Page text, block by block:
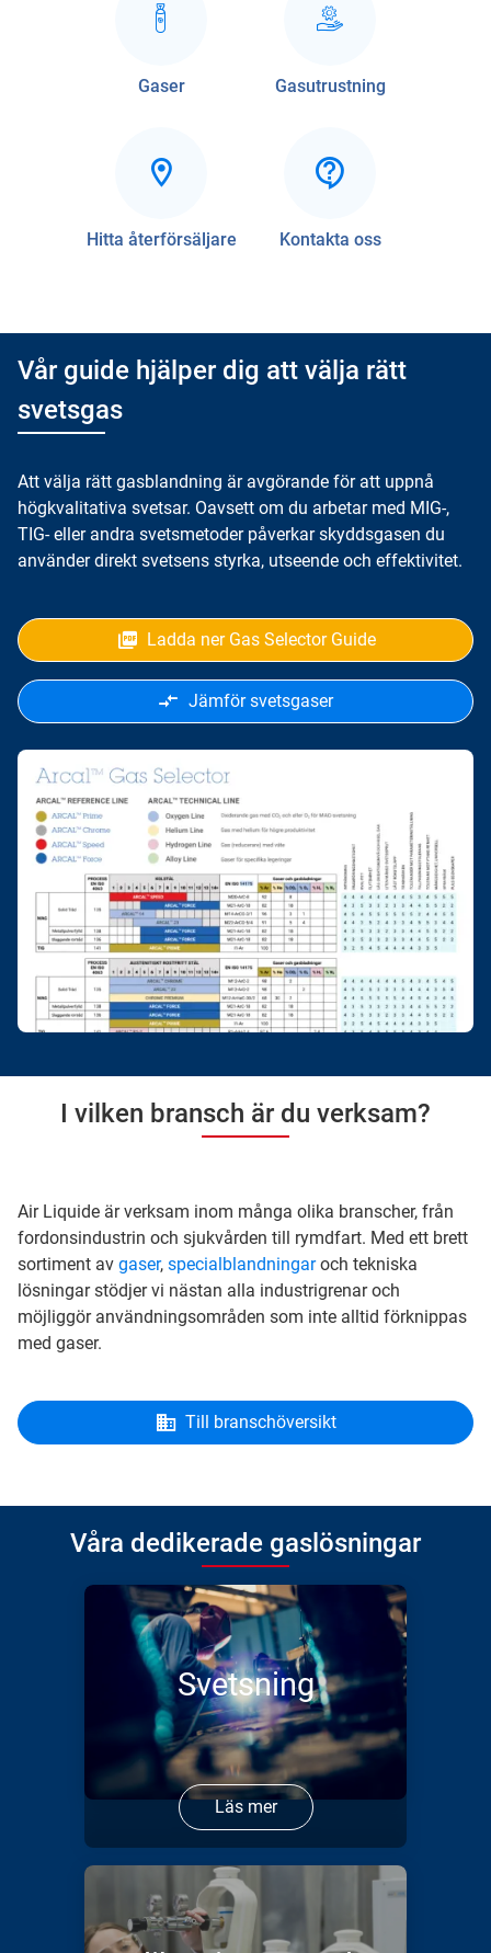
Gaser Gasutrustning
Hitta återförsäljare Kontakta oss
Vår guide hjälper dig att välja rätt
svetsgas
Att välja rätt gasblandning är avgörande för att uppnå
högkvalitativa svetsar. Oavsett om du arbetar med MIG-,
TIG- eller andra svetsmetoder påverkar skyddsgasen du
använder direkt svetsens styrka, utseende och effektivitet.
Ladda ner Gas Selector Guide
Jämför svetsgaser
I vilken bransch är du verksam?
Air Liquide är verksam inom många olika branscher, från
fordonsindustrin och sjukvården till rymdfart. Med ett brett
sortiment av gaser, specialblandningaroch tekniska
lösningar stödjer vi nästan alla industrigrenar och
möjliggör användningsområden som inte alltid förknippas
med gaser.
Till branschöversikt
Våra dedikerade gaslösningar
Svetsning
Läs mer